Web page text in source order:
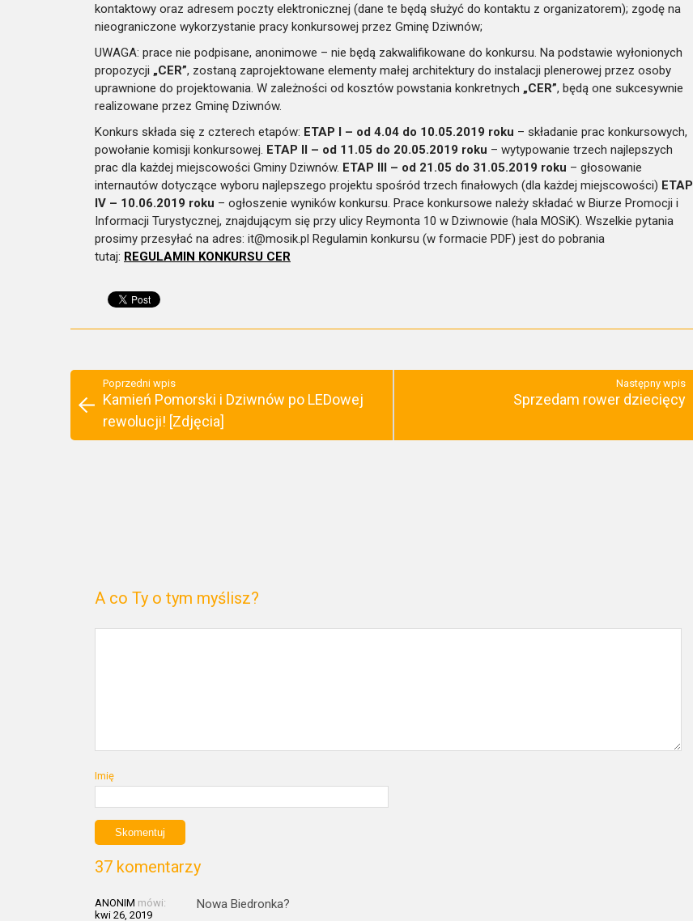
kontaktowy oraz adresem poczty elektronicznej (dane te będą służyć do kontaktu z organizatorem); zgodę na
nieograniczone wykorzystanie pracy konkursowej przez Gminę Dziwnów;
UWAGA: prace nie podpisane, anonimowe – nie będą zakwalifikowane do konkursu. Na podstawie wyłonionych
propozycji „CER”, zostaną zaprojektowane elementy małej architektury do instalacji plenerowej przez osoby
uprawnione do projektowania. W zależności od kosztów powstania konkretnych „CER”, będą one sukcesywnie
realizowane przez Gminę Dziwnów.
Konkurs składa się z czterech etapów: ETAP I – od 4.04 do 10.05.2019 roku – składanie prac konkursowych,
powołanie komisji konkursowej. ETAP II – od 11.05 do 20.05.2019 roku – wytypowanie trzech najlepszych
prac dla każdej miejscowości Gminy Dziwnów. ETAP III – od 21.05 do 31.05.2019 roku – głosowanie
internautów dotyczące wyboru najlepszego projektu spośród trzech finałowych (dla każdej miejscowości) ETAP
IV – 10.06.2019 roku – ogłoszenie wyników konkursu. Prace konkursowe należy składać w Biurze Promocji i
Informacji Turystycznej, znajdującym się przy ulicy Reymonta 10 w Dziwnowie (hala MOSiK). Wszelkie pytania
prosimy przesyłać na adres: it@mosik.pl Regulamin konkursu (w formacie PDF) jest do pobrania
tutaj: REGULAMIN KONKURSU CER
Poprzedni wpis
Kamień Pomorski i Dziwnów po LEDowej
rewolucji! [Zdjęcia]
Następny wpis
Sprzedam rower dziecięcy
A co Ty o tym myślisz?
Imię
37 komentarzy
ANONIM mówi:
kwi 26, 2019
Nowa Biedronka?